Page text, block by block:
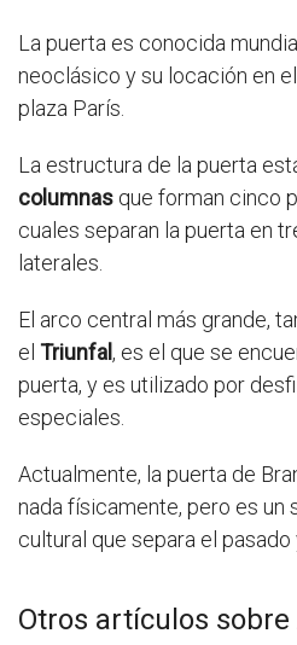
La puerta es conocida
neoclásico y su locación en
plaza París.
La estructura de la puerta
columnas que forman cinco
cuales separan la puerta en
laterales.
El arco central más grande,
el Triunfal, es el que se
puerta, y es utilizado por
especiales.
Actualmente, la puerta de
nada físicamente, pero es un
cultural que separa el
Otros artículos